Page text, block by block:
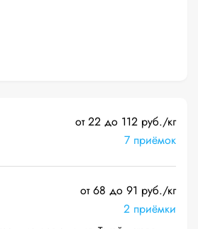
от 22 до 112 руб./кг
7 приёмок
от 68 до 91 руб./кг
2 приёмки